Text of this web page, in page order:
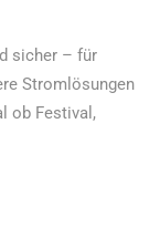
sicher – für
Stromlösungen
ob Festival,